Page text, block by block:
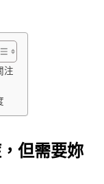
注
但需要妳